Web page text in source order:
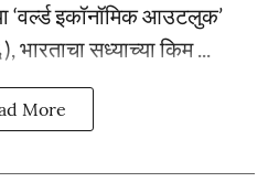
‘वर्ल्ड इकॉनॉमिक आउटलुक’
सध्याच्या किम ...
More